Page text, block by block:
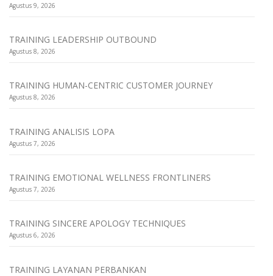
Agustus 9, 2026
TRAINING LEADERSHIP OUTBOUND
Agustus 8, 2026
TRAINING HUMAN-CENTRIC CUSTOMER JOURNEY
Agustus 8, 2026
TRAINING ANALISIS LOPA
Agustus 7, 2026
TRAINING EMOTIONAL WELLNESS FRONTLINERS
Agustus 7, 2026
TRAINING SINCERE APOLOGY TECHNIQUES
Agustus 6, 2026
TRAINING LAYANAN PERBANKAN